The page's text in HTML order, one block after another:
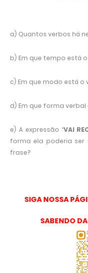
a) Quantos verbos há
b) Em que tempo está o
c) Em que modo está o
d) Em que forma verbal
e) A expressão “VAI
forma ela poderia
frase?
SIGA NOSSA
SABENDO